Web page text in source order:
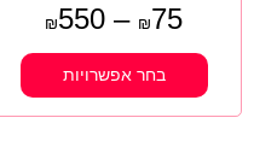
₪75
–
₪550
בחר אפשרויות